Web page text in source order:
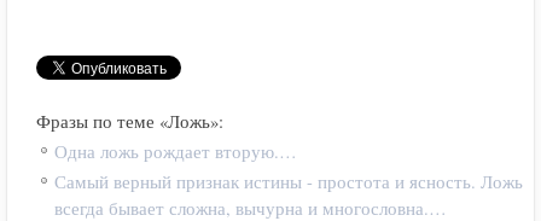
Фразы по теме «Ложь»:
Одна ложь рождает вторую.…
Самый верный признак истины - простота и ясность. Ложь
всегда бывает сложна, вычурна и многословна.…